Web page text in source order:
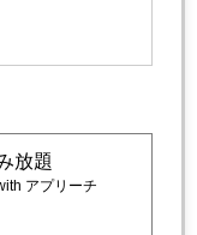
放題
アプリーチ